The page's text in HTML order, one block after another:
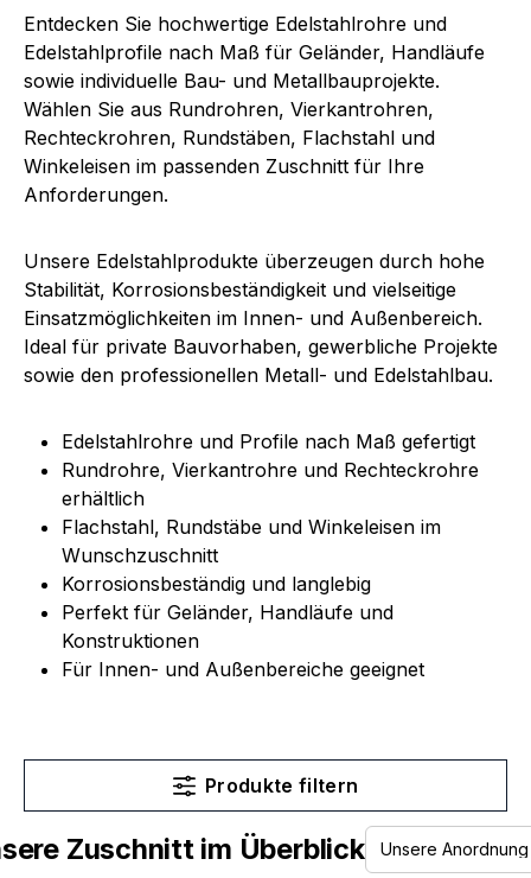
Entdecken Sie hochwertige Edelstahlrohre und
Edelstahlprofile nach Maß für Geländer, Handläufe
sowie individuelle Bau- und Metallbauprojekte.
Wählen Sie aus Rundrohren, Vierkantrohren,
Rechteckrohren, Rundstäben, Flachstahl und
Winkeleisen im passenden Zuschnitt für Ihre
Anforderungen.
Unsere Edelstahlprodukte überzeugen durch hohe
Stabilität, Korrosionsbeständigkeit und vielseitige
Einsatzmöglichkeiten im Innen- und Außenbereich.
Ideal für private Bauvorhaben, gewerbliche Projekte
sowie den professionellen Metall- und Edelstahlbau.
Edelstahlrohre und Profile nach Maß gefertigt
Rundrohre, Vierkantrohre und Rechteckrohre
erhältlich
Flachstahl, Rundstäbe und Winkeleisen im
Wunschzuschnitt
Korrosionsbeständig und langlebig
Perfekt für Geländer, Handläufe und
Konstruktionen
Für Innen- und Außenbereiche geeignet
Produkte filtern
Zuschnitt im Überblick